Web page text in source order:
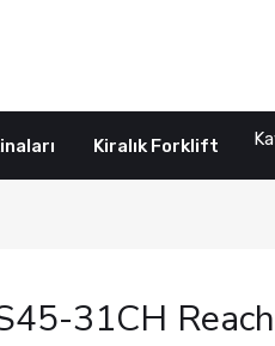
Kiralık Forklift
31CH